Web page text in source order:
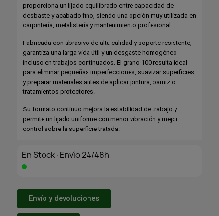
proporciona un lijado equilibrado entre capacidad de
desbaste y acabado fino, siendo una opción muy utilizada en
carpintería, metalistería y mantenimiento profesional.
Fabricada con abrasivo de alta calidad y soporte resistente,
garantiza una larga vida útil y un desgaste homogéneo
incluso en trabajos continuados. El grano 100 resulta ideal
para eliminar pequeñas imperfecciones, suavizar superficies
y preparar materiales antes de aplicar pintura, barniz o
tratamientos protectores.
Su formato continuo mejora la estabilidad de trabajo y
permite un lijado uniforme con menor vibración y mejor
control sobre la superficie tratada.
En Stock·Envío 24/48h
Envío y devoluciones